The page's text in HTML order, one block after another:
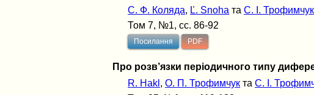
С. Ф. Коляда, Ľ. Snoha таС. І. Трофимчук
Том 7, №1, сс. 86-92
Посилання PDF
Про розв’язки періодичного типу
R. Hakl ,О. П. Трофимчук таС. І.